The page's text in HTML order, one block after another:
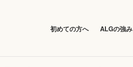
初めての方へ ALGの強み